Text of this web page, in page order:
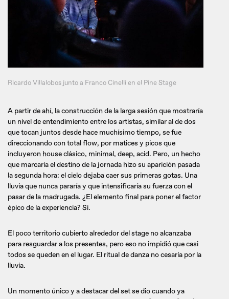
Ricardo Villalobos junto a Franco Cinelli en el Pine Stage
A partir de ahí, la construcción de la larga sesión que mostraría
un nivel de entendimiento entre los artistas, similar al de dos
que tocan juntos desde hace muchísimo tiempo, se fue
direccionando con total flow, por matices y picos que
incluyeron house clásico, minimal, deep, acid. Pero, un hecho
que marcaría el destino de la jornada hizo su aparición pasada
la segunda hora: el cielo dejaba caer sus primeras gotas. Una
lluvia que nunca pararía y que intensificaría su fuerza con el
pasar de la madrugada. ¿El elemento final para poner el factor
épico de la experiencia? Si.
El poco territorio cubierto alrededor del stage no alcanzaba
para resguardar a los presentes, pero eso no impidió que casi
todos se queden en el lugar. El ritual de danza no cesaría por la
lluvia.
Un momento único y a destacar del set se dio cuando ya